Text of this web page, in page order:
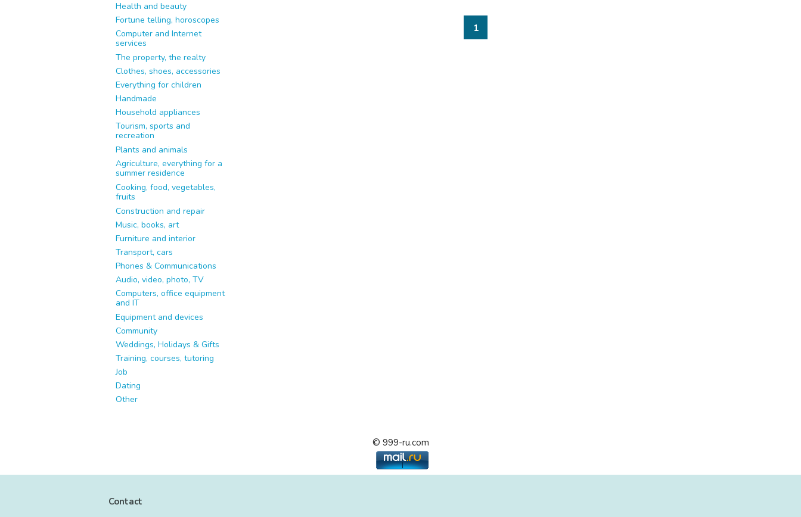
Health and beauty
Fortune telling, horoscopes
Computer and Internet
services
The property, the realty
Clothes, shoes, accessories
Everything for children
Handmade
Household appliances
Tourism, sports and
recreation
Plants and animals
Agriculture, everything for a
summer residence
Cooking, food, vegetables,
fruits
Construction and repair
Music, books, art
Furniture and interior
Transport, cars
Phones & Communications
Audio, video, photo, TV
Computers, office equipment
and IT
Equipment and devices
Community
Weddings, Holidays & Gifts
Training, courses, tutoring
Job
Dating
Other
1
© 999-ru.com
Contact